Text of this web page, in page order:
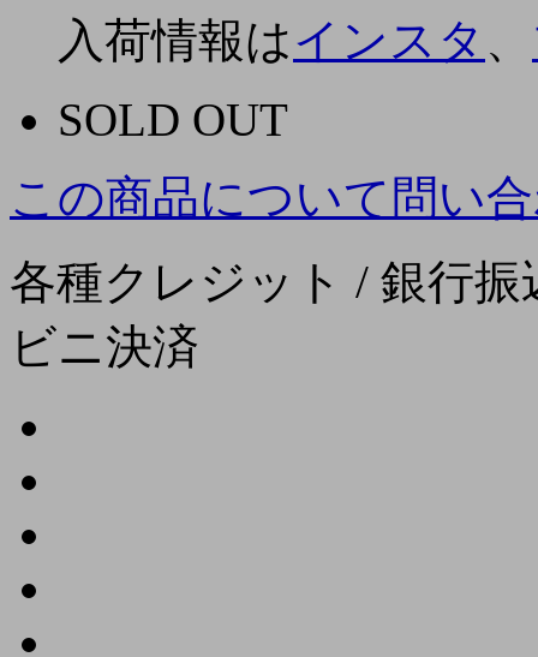
入荷情報はインスタ 、
SOLD OUT
この商品について問い
各種クレジット / 銀行
ビニ決済